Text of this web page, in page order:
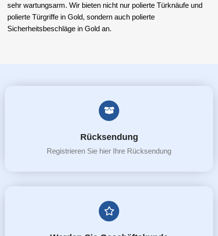
sehr wartungsarm. Wir bieten nicht nur polierte Türknäufe und
polierte Türgriffe in Gold, sondern auch polierte
Sicherheitsbeschläge in Gold an.
Rücksendung
Registrieren Sie hier Ihre Rücksendung